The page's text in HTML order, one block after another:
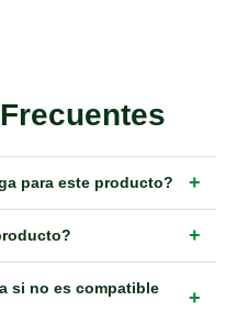
para este producto? +
+
si no es compatible
+